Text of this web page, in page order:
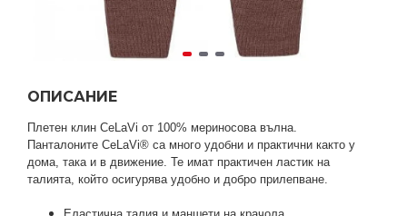
ОПИСАНИЕ
Плетен клин CeLaVi от 100% мериносова вълна.
Панталоните CeLaVi® са много удобни и практични както у
дома, така и в движение. Те имат практичен ластик на
талията, който осигурява удобно и добро прилепване.